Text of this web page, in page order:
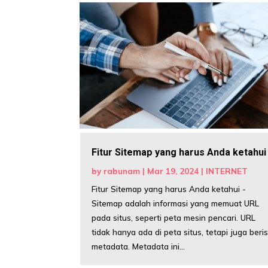
Fitur Sitemap yang harus Anda ketahui
by rabunam | Mar 19, 2024 | INTERNET
Fitur Sitemap yang harus Anda ketahui -
Sitemap adalah informasi yang memuat URL
pada situs, seperti peta mesin pencari. URL
tidak hanya ada di peta situs, tetapi juga
metadata. Metadata ini...